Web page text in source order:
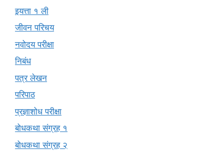
इयत्ता १ ली
जीवन परिचय
नवोदय परीक्षा
निबंध
पत्र लेखन
परिपाठ
प्रज्ञाशोध परीक्षा
बोधकथा संग्रह १
बोधकथा संग्रह २